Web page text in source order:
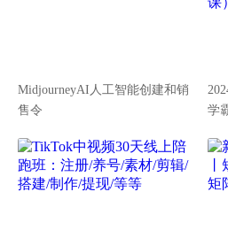
MidjourneyAI人工智能创建和销
售令
学